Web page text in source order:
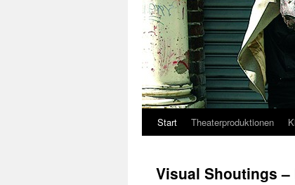
Zum
springen
Start Theaterproduktionen
Visual Shoutings